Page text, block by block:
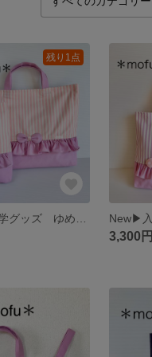
残り1点
3,300円